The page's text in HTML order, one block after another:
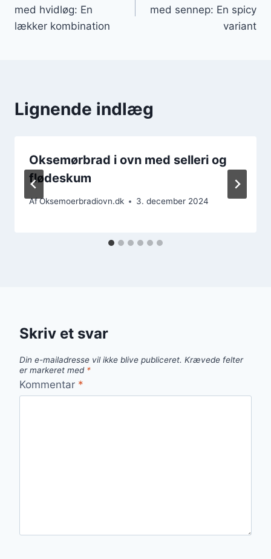
med hvidløg: En
lækker kombination
med sennep: En spicy
variant
Lignende indlæg
Oksemørbrad i ovn med selleri og
flødeskum
AfOksemoerbradiovn.dk 3. december 2024
Skriv et svar
Din e-mailadresse vil ikke blive publiceret. Krævede felter
er markeret med *
Kommentar *